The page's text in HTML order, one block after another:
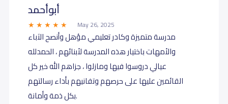
أبوأحمد
May 26, 2025
مدرسة متميزة وكادر تعليمي مؤهل وأنصح الآباء
والأمهات باختيار هذه المدرسة لأبنائهم ، الحمدلله
عيالي دروسوا فيها ومازلوا ، جزاهم الله خير كل
القائمين عليها على حرصهم وتفانيهم بأداء رسالتهم
بكل ذمة وأمانة.